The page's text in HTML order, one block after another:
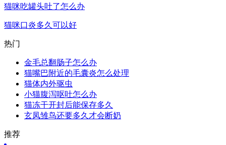
猫咪吃罐头吐了怎么办
猫咪口炎多久可以好
热门
金毛总翻肠子怎么办
猫嘴巴附近的毛囊炎怎么处理
猫体内外驱虫
小猫腹泻呕吐怎么办
猫冻干开封后能保存多久
玄凤雏鸟还要多久才会断奶
推荐